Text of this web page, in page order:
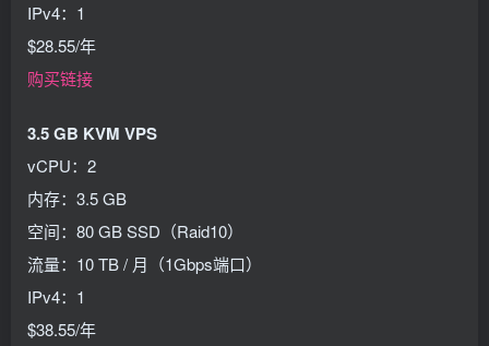
IPv4：1
$28.55/年
购买链接
3.5 GB KVM VPS
vCPU：2
内存：3.5 GB
空间：80 GB SSD（Raid10）
流量：10 TB / 月（1Gbps端口）
IPv4：1
$38.55/年